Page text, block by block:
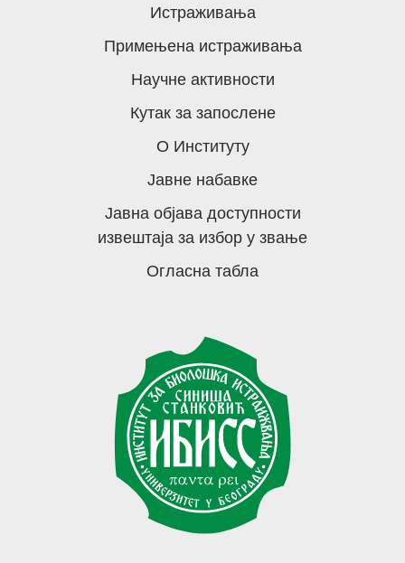
Истраживања
Примењена истраживања
Научне активности
Кутак за запослене
О Институту
Јавне набавке
Јавна објава доступности
извештаја за избор у звање
Огласна табла